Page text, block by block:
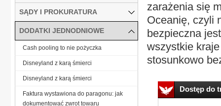
zarażenia się
Oceanię, czyli
bezpieczna
wszystkie
stosunkowo
Dostęp do
SĄDY I PROKURATURA
DODATKI JEDNODNIOWE
Cash pooling to nie pożyczka
Disneyland z karą śmierci
Disneyland z karą śmierci
Faktura wystawiona do paragonu: jak
dokumentować zwrot towaru